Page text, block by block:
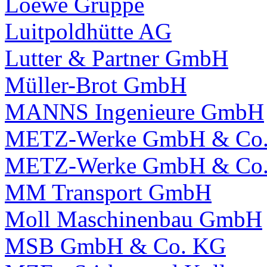
Luitpoldhütte AG
Lutter & Partner GmbH
Müller-Brot GmbH
MANNS Ingenieure GmbH
METZ-Werke GmbH &
METZ-Werke GmbH &
MM Transport GmbH
Moll Maschinenbau GmbH
MSB GmbH & Co. KG